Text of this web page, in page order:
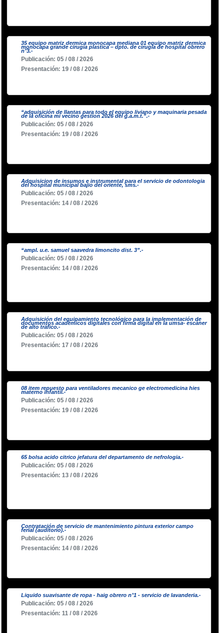
35 equipo matriz dermica monocapa mediana 01 equipo matriz dermica
monocapa grande cirugia plastica – dpto. de cirugia de hospital obrero
n°3.-
Publicación: 05 / 08 / 2026
Presentación: 19 / 08 / 2026
“adquisición de llantas para todo el equipo liviano y maquinaria pesada
de la oficina mi vecino gestion 2026 del g.a.m.t.”.-
Publicación: 05 / 08 / 2026
Presentación: 19 / 08 / 2026
Adquisicion de insumos e instrumental para el servicio de odontologia
del hospital municipal bajio del oriente, sms.-
Publicación: 05 / 08 / 2026
Presentación: 14 / 08 / 2026
“ampl. u.e. samuel saavedra limoncito dist. 3”.-
Publicación: 05 / 08 / 2026
Presentación: 14 / 08 / 2026
Adquisición del equipamiento tecnológico para la implementación de
documentos académicos digitales con firma digital en la umsa- escáner
de alto tráfico.-
Publicación: 05 / 08 / 2026
Presentación: 17 / 08 / 2026
08 item repuesto para ventiladores mecanico ge electromedicina hies
materno infantil.-
Publicación: 05 / 08 / 2026
Presentación: 19 / 08 / 2026
65 bolsa acido citrico jefatura del departamento de nefrologia.-
Publicación: 05 / 08 / 2026
Presentación: 13 / 08 / 2026
Contratación de servicio de mantenimiento pintura exterior campo
ferial (auditorio).-
Publicación: 05 / 08 / 2026
Presentación: 14 / 08 / 2026
Liquido suavisante de ropa - haig obrero n°1 - servicio de lavanderia.-
Publicación: 05 / 08 / 2026
Presentación: 11 / 08 / 2026